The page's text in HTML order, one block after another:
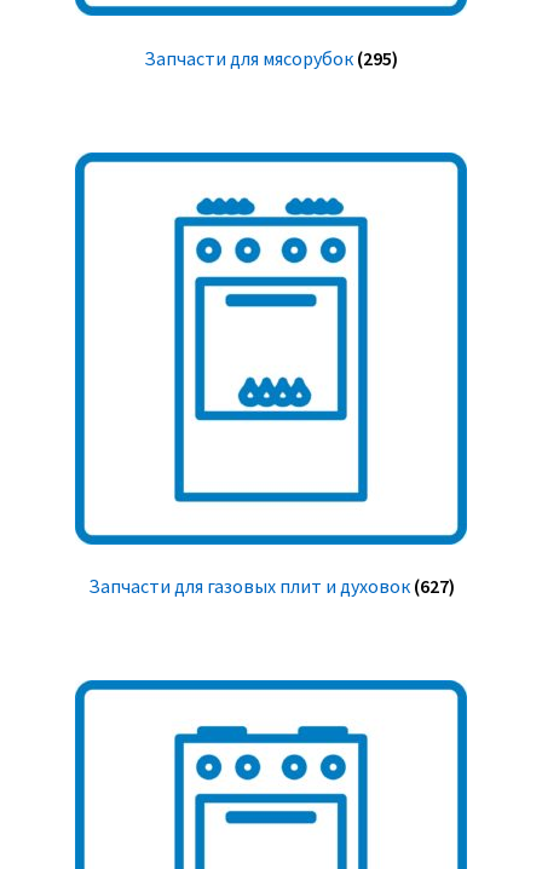
Запчасти для мясорубок (295)
Запчасти для газовых плит и духовок (627)